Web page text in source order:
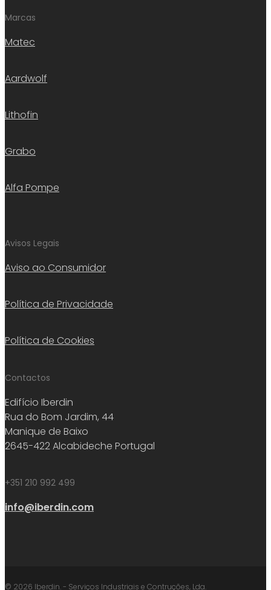
Marcas
Matec
Aardwolf
Lithofin
Grabo
Alfa Pompe
Avisos Legais
Aviso ao Consumidor
Política de Privacidade
Política de Cookies
Contactos
Edifício Iberdin
Rua do Bom Jardim, 44
Manique de Baixo
2645-422 Alcabideche Portugal
+351 210 992 499
info@iberdin.com
© 2026 Iberdin. - Serviços Industriais e Contruções, Lda.